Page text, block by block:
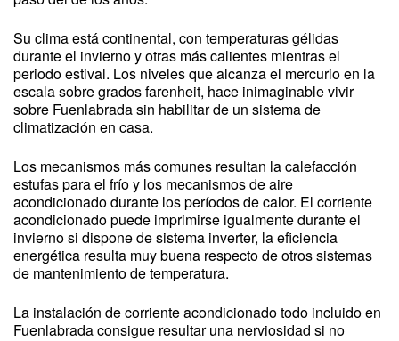
Su clima está continental, con temperaturas gélidas
durante el invierno y otras más calientes mientras el
periodo estival. Los niveles que alcanza el mercurio en la
escala sobre grados farenheit, hace inimaginable vivir
sobre Fuenlabrada sin habilitar de un sistema de
climatización en casa.
Los mecanismos más comunes resultan la calefacción
estufas para el frío y los mecanismos de aire
acondicionado durante los períodos de calor. El corriente
acondicionado puede imprimirse igualmente durante el
invierno si dispone de sistema inverter, la eficiencia
energética resulta muy buena respecto de otros sistemas
de mantenimiento de temperatura.
La instalación de corriente acondicionado todo incluido en
Fuenlabrada consigue resultar una nerviosidad si no